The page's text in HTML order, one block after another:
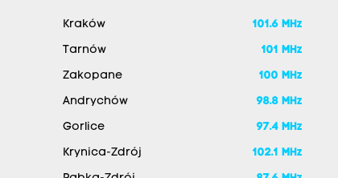
Kraków 101.6 MHz
Tarnów 101 MHz
Zakopane 100 MHz
Andrychów 98.8 MHz
Gorlice 97.4 MHz
Krynica-Zdrój 102.1 MHz